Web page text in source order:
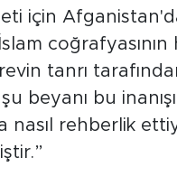
için
tanrı
beyanı bu
nasıl rehberlik